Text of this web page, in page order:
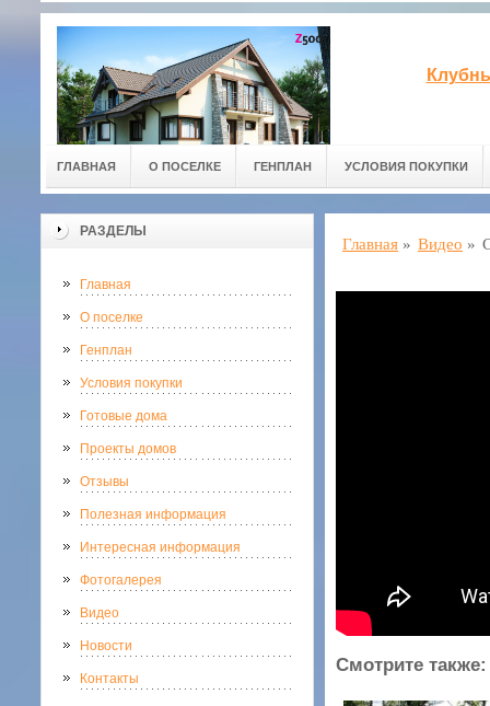
ГЛАВНАЯ О ПОСЕЛКЕ ГЕНПЛАН УСЛОВИЯ ПОКУПКИ
РАЗДЕЛЫ
Главная
О поселке
Генплан
Условия покупки
Готовые дома
Проекты домов
Отзывы
Полезная информация
Интересная информация
Фотогалерея
Видео
Новости
Контакты
Главная » Видео »
Смотрите также: